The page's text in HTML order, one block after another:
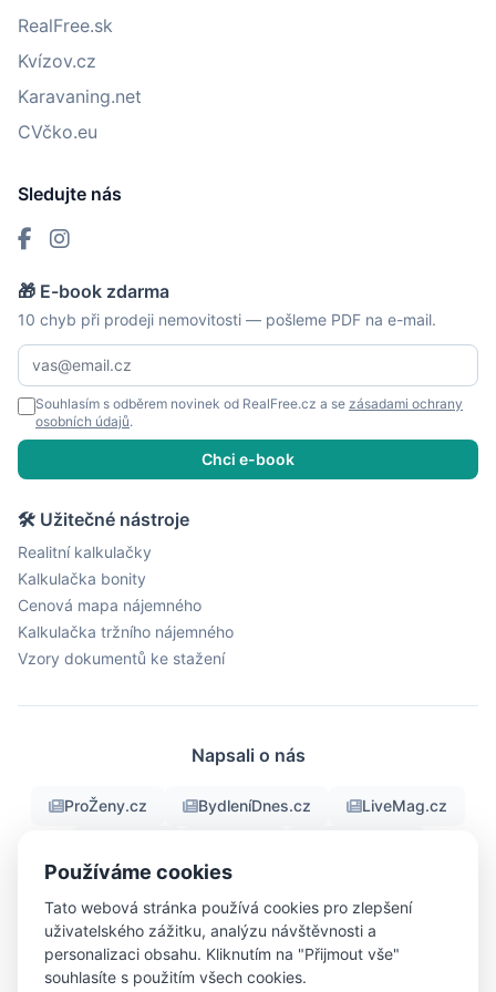
RealFree.sk
Kvízov.cz
Karavaning.net
CVčko.eu
Sledujte nás
🎁 E-book zdarma
10 chyb při prodeji nemovitosti — pošleme PDF na e-mail.
Souhlasím s odběrem novinek od RealFree.cz a se zásadami ochrany
osobních údajů.
Chci e-book
🛠 Užitečné nástroje
Realitní kalkulačky
Kalkulačka bonity
Cenová mapa nájemného
Kalkulačka tržního nájemného
Vzory dokumentů ke stažení
Napsali o nás
ProŽeny.cz BydleníDnes.cz LiveMag.cz
Objektiv24.cz
Používáme cookies
Tato webová stránka používá cookies pro zlepšení
uživatelského zážitku, analýzu návštěvnosti a
personalizaci obsahu. Kliknutím na "Přijmout vše"
souhlasíte s použitím všech cookies.